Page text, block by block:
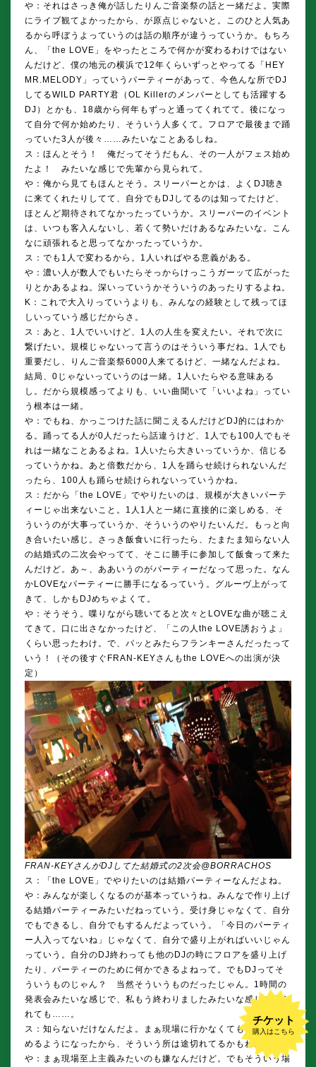
チケット
購入はこちら
や：それはさっき俺が話したりんご音楽祭の話と一緒だよ。実際
にライブ観てよかったから、が原点じゃないと。このひと人気あ
るから呼ぼうよっていうのは話の順序が違うっていうか。もちろ
ん、「the LOVE」をやったところで何かが変わるわけではない
んだけど、僕の地元の横浜で12年くらいずっとやってる「HEY
MR.MELODY」っていうパーティーがあって、今色んな所でDJ
してるWILD PARTY君（OL Killerのメンバーとしても活躍する
DJ）とかも、18歳から何年もずっと通ってくれてて。後になっ
て自分で何か始めたり、そういう人多くて。フロアで最後まで踊
っていた3人が後々……みたいなことあるしね。
ス：ほんとそう！ 俺だってそうだもん、その一人がフェス始め
たよ！ みたいな感じで先輩から見られて。
や：俺から見てもほんとそう。スリーパーとかは、よくDJ聴き
に来てくれたりしてて、自分でもDJしてるのは知ってたけど、
ほとんど期待されてなかったっていうか。スリーパーのイベント
は、いつも客入んないし、若くて勢いだけあるなみたいな。こん
なに頑張れると思ってなかったっていうか。
ス：でも1人で変わるから。1人いればやる意義がある。
や：濃い人が数人でもいたらそっからけっこうガーッて広がった
りとかあるよね。深いっていうかそういうのあったりするよね。
K：これで大入りっていうよりも、みんなの経験として残ってほ
しいっていう感じだからさ。
ス：あと、1人でいいけど、1人の人生を変えたい。それで次に
繋げたい。規模じゃないって言うのはそういう事だね。1人でも
重要だし、りんご音楽祭6000人来てるけど、一緒なんだよね。
結局、0じゃないっていうのは一緒。1人いたらやる意味ある
し。だから規模感ってよりも、いい曲聞いて「いいよね」ってい
う根本は一緒。
や：でもね、かっこつけた話に聞こえるんだけどDJ的にはわか
る。踊ってる人が0人だったら話違うけど、1人でも100人でもそ
れは一緒なことあるよね。1人いたら大きいっていうか、信じる
っていうかね。あと倍数だから、1人を踊らせ続けられないんだ
ったら、100人も踊らせ続けられないっていうかね。
ス：だから「the LOVE」でやりたいのは、規模が大きいパーテ
ィーじゃ出来ないこと。1人1人と一緒に直接的に楽しめる、そ
ういうのが大事っていうか、そういうのやりたいんだ。もっと向
き合いたい感じ。さっき飯食いに行ったら、たまたま知らない人
の結婚式の二次会やってて、そこに勝手に参加して飯食って来た
んだけど。あ～、ああいうのがパーティーだなって思った。なん
かLOVEなパーティーに勝手になるっていう。グルーヴ上がって
きて、しかもDJめちゃよくて。
や：そうそう。喋りながら聴いてると次々とLOVEな曲が聴こえ
てきて。口に出さなかったけど、「この人the LOVE誘おうよ」
くらい思ったわけ。で、パッとみたらフランキーさんだったって
いう！（その後すぐFRAN-KEYさんもthe LOVEへの出演が決
定）
FRAN-KEYさんがDJしてた結婚式の2次会@BORRACHOS
ス：「the LOVE」でやりたいのは結婚パーティーなんだよね。
や：みんなが楽しくなるのが基本っていうね。みんなで作り上げ
る結婚パーティーみたいだねっていう。受け身じゃなくて、自分
でもできるし、自分でもするんだよっていう。「今日のパーティ
ー人入ってないね」じゃなくて、自分で盛り上がればいいじゃん
っていう。自分のDJ終わっても他のDJの時にフロアを盛り上げ
たり、パーティーのために何かできるよねって。でもDJってそ
ういうものじゃん？ 当然そういうものだったじゃん。1時間の
発表会みたいな感じで、私もう終わりましたみたいな感じで帰ら
れても……。
ス：知らないだけなんだよ。まぁ現場に行かなくても音楽が楽し
めるようになったから、そういう所は途切れてるかもね。
や：まぁ現場至上主義みたいのも嫌なんだけど。でもそういう場